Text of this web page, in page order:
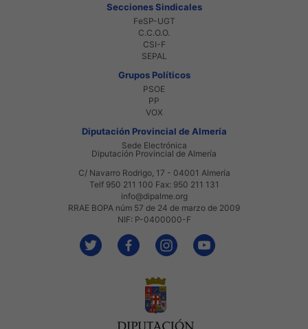
Secciones Sindicales
FeSP-UGT
C.C.O.O.
CSI-F
SEPAL
Grupos Políticos
PSOE
PP
VOX
Diputación Provincial de Almería
Sede Electrónica
Diputación Provincial de Almería
C/ Navarro Rodrigo, 17 - 04001 Almería
Telf 950 211 100 Fax: 950 211 131
info@dipalme.org
RRAE BOPA núm 57 de 24 de marzo de 2009
NIF: P-0400000-F